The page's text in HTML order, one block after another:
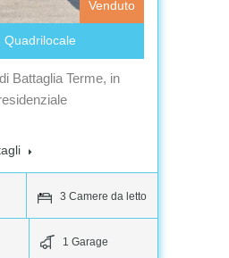
Venduto
Quadrilocale
Battaglia Terme, in
3 Camere da letto
1 Garage